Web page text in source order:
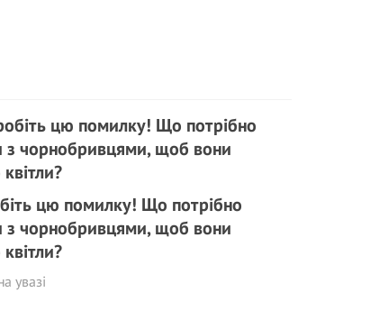
цю помилку! Що потрібно
з чорнобривцями, щоб вони
увазі